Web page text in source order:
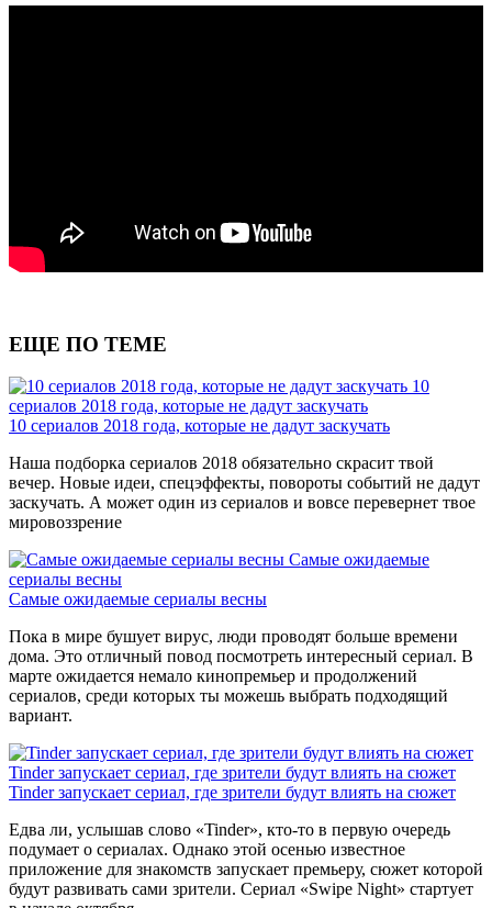
ЕЩЕ ПО ТЕМЕ
10
сериалов 2018 года, которые не дадут заскучать
10 сериалов 2018 года, которые не дадут заскучать
Наша подборка сериалов 2018 обязательно скрасит твой
вечер. Новые идеи, спецэффекты, повороты событий не дадут
заскучать. А может один из сериалов и вовсе перевернет твое
мировоззрение
Самые ожидаемые
сериалы весны
Самые ожидаемые сериалы весны
Пока в мире бушует вирус, люди проводят больше времени
дома. Это отличный повод посмотреть интересный сериал. В
марте ожидается немало кинопремьер и продолжений
сериалов, среди которых ты можешь выбрать подходящий
вариант.
Tinder запускает сериал, где зрители будут влиять на сюжет
Tinder запускает сериал, где зрители будут влиять на сюжет
Едва ли, услышав слово «Tinder», кто-то в первую очередь
подумает о сериалах. Однако этой осенью известное
приложение для знакомств запускает премьеру, сюжет которой
будут развивать сами зрители. Сериал «Swipe Night» стартует